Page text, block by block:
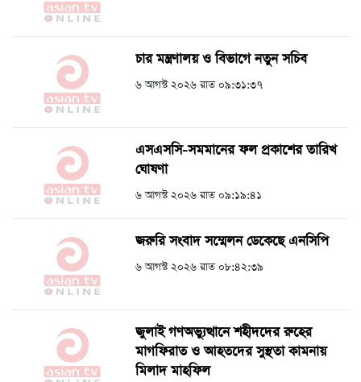
চার মন্ত্রণালয় ও বিভাগে নতুন সচিব
৬ আগস্ট ২০২৬ রাত ০৯:৩১:৩৭
এসএসসি-সমমানের ফল প্রকাশের তারিখ
ঘোষণা
৬ আগস্ট ২০২৬ রাত ০৯:১৯:৪১
জরুরি সংবাদ সম্মেলন ডেকেছে এনসিপি
৬ আগস্ট ২০২৬ রাত ০৮:৪২:৩৯
জুলাই গণঅভ্যুত্থানে শহীদদের রুহের
মাগফিরাত ও আহতদের সুস্থতা কামনায়
মিলাদ মাহফিল